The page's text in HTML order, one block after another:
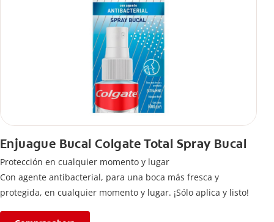
Enjuague Bucal Colgate Total Spray Bucal
Protección en cualquier momento y lugar
Con agente antibacterial, para una boca más fresca y
protegida, en cualquier momento y lugar. ¡Sólo aplica y listo!